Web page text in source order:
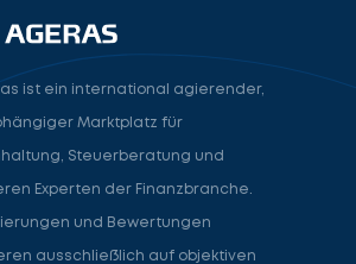
ist ein international agierender,
Marktplatz für
Steuerberatung und
Experten der Finanzbranche.
und Bewertungen
ausschließlich auf objektiven